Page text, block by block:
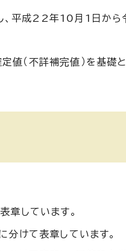
、平成22年10月1日から
値（不詳補完値）を基礎
章しています。
けて表章しています。